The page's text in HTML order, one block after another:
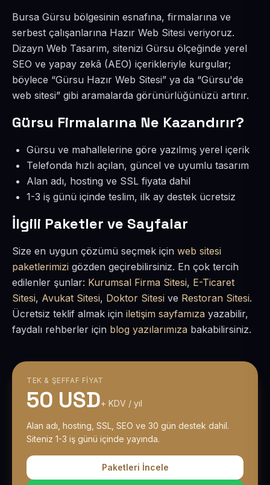
Bursa Gürsu bölgesinin esnafına, firmalarına ve
serbest çalışanlarına Hazır Web Sitesi veriyoruz.
Dizayn Web Tasarım, sitenizi Gürsu ölçeğinde yerel
SEO ve yapay zekâ (AEO) içerikleriyle kurgular;
böylece “Gürsu Hazır Web Sitesi” ya da “Gürsu'de
web sitesi” gibi aramalarda görünürlüğünüzü artırır.
Gürsu Firmalarına Ne Kazandırır?
Gürsu ve mahallelerine göre yazılmış yerel içerik
Telefonda hızlı açılan, güncel ve uyumlu tasarım
Alan adı, hosting ve SSL fiyata dahil
1-3 iş günü içinde teslim, ilk ay destek ücretsiz
İlgili Paketler ve Sayfalar
Size en uygun çözümü seçmek için web sitesi
paketlerimizi gözden geçirebilirsiniz. En çok tercih
edilenler şunlar: Kurumsal Firma Sitesi, E-Ticaret
Sitesi, Avukat Sitesi, Doktor Sitesi ve Restoran Sitesi.
Ücretsiz teklif almak için iletişim sayfamıza yazabilir,
faydalı rehberler için blog yazılarımıza bakabilirsiniz.
TEK & ŞEFFAF FIYAT
50 USD+ KDV / yıl
Alan adı, hosting, SSL, SEO ve 30 gün destek dahil.
Siteniz 1-3 iş günü içinde yayında.
Paketleri İncele